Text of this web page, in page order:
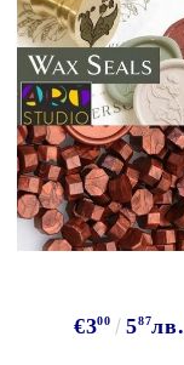
€300 587лв.